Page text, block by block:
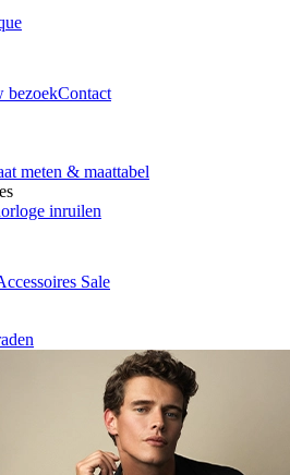
bezoekContact
meten & maattabel
inruilen
Sale